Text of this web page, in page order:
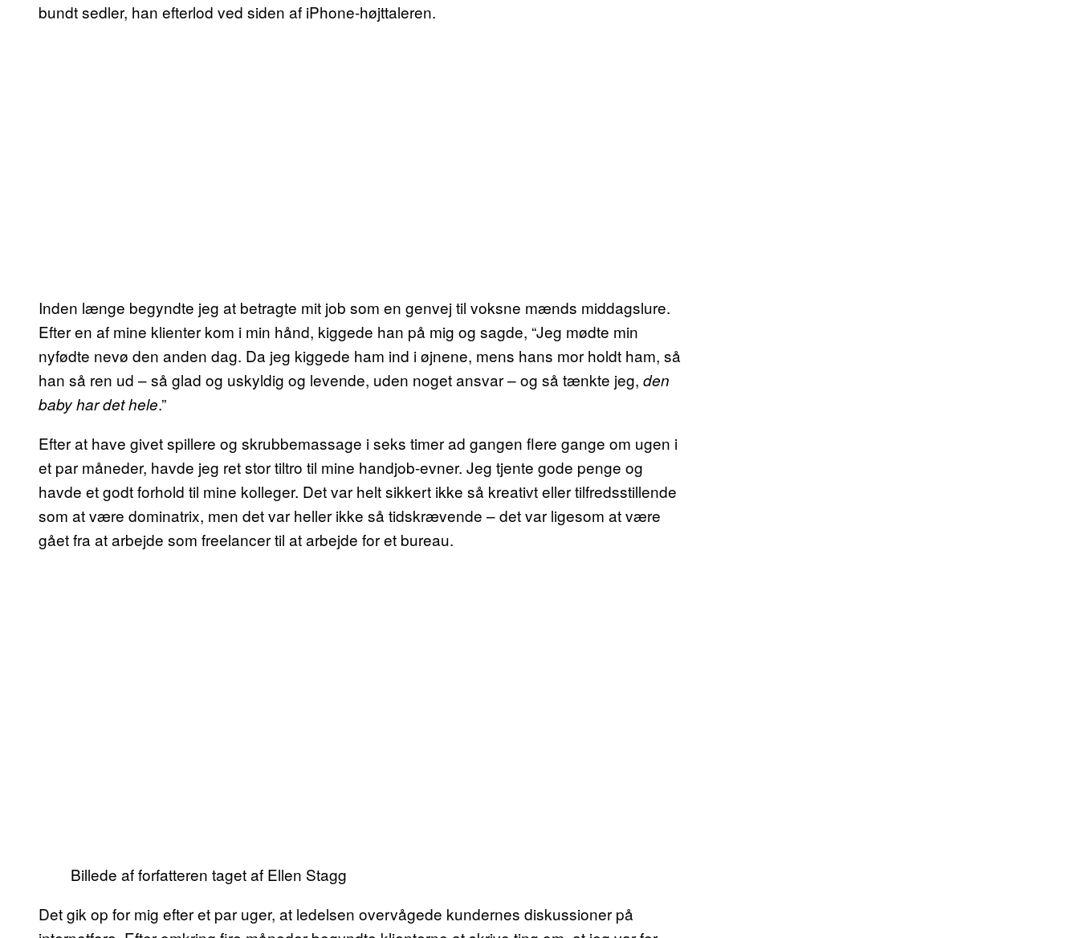
bundt sedler, han efterlod ved siden af iPhone-højttaleren.
Inden længe begyndte jeg at betragte mit job som en genvej til voksne mænds middagslure.
Efter en af mine klienter kom i min hånd, kiggede han på mig og sagde, “Jeg mødte min
nyfødte nevø den anden dag. Da jeg kiggede ham ind i øjnene, mens hans mor holdt ham, så
han så ren ud – så glad og uskyldig og levende, uden noget ansvar – og så tænkte jeg, den
baby har det hele.”
Efter at have givet spillere og skrubbemassage i seks timer ad gangen flere gange om ugen i
et par måneder, havde jeg ret stor tiltro til mine handjob-evner. Jeg tjente gode penge og
havde et godt forhold til mine kolleger. Det var helt sikkert ikke så kreativt eller tilfredsstillende
som at være dominatrix, men det var heller ikke så tidskrævende – det var ligesom at være
gået fra at arbejde som freelancer til at arbejde for et bureau.
Billede af forfatteren taget af Ellen Stagg
Det gik op for mig efter et par uger, at ledelsen overvågede kundernes diskussioner på